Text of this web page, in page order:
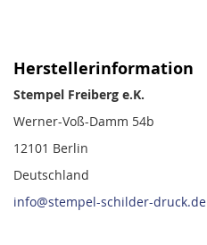
Herstellerinformation
Stempel Freiberg e.K.
Werner-Voß-Damm 54b
12101 Berlin
Deutschland
info@stempel-schilder-druck.de